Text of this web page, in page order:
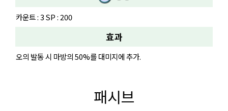
카운트 : 3 SP : 200
효과
오의 발동 시 마방의 50%를 대미지에 추가.
패시브